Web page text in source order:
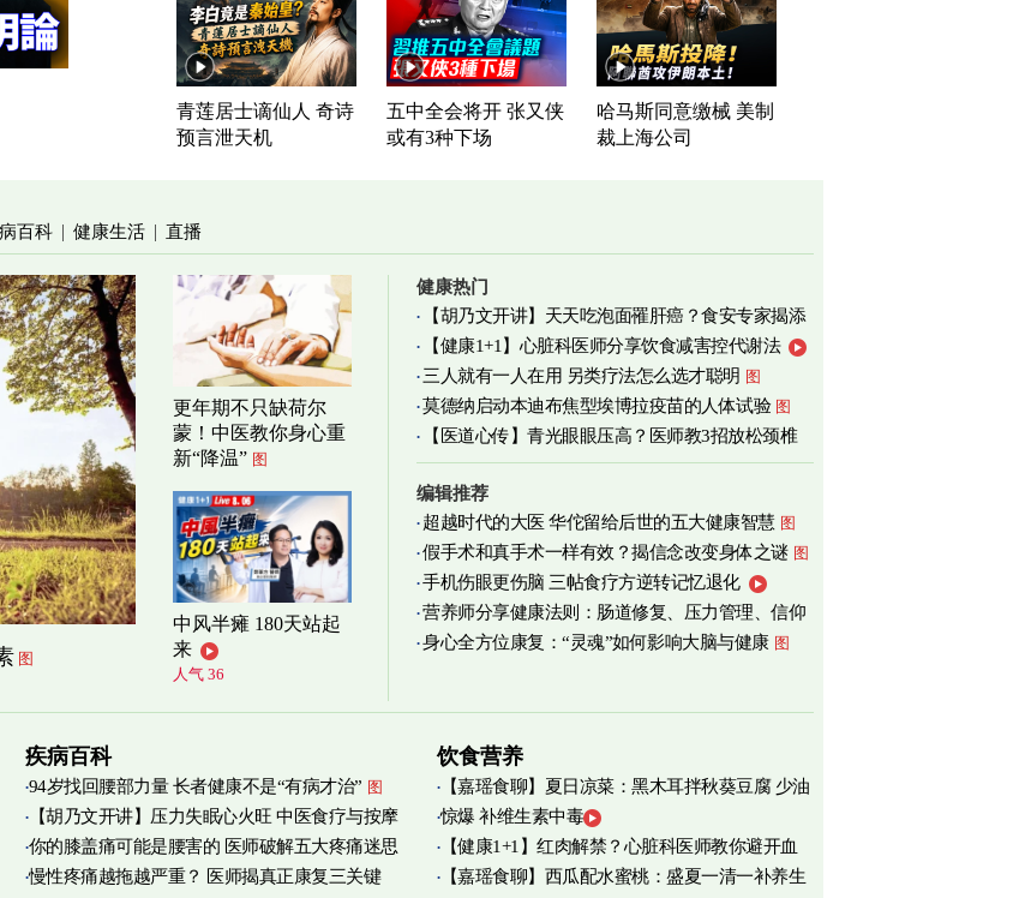
青莲居士谪仙人 奇诗
预言泄天机
五中全会将开 张又侠
或有3种下场
哈马斯同意缴械 美制
裁上海公司
百科 | 健康生活 | 直播
图
更年期不只缺荷尔
蒙！中医教你身心重
新“降温” 图
中风半瘫 180天站起
来
人气 36
健康热门
【胡乃文开讲】天天吃泡面罹肝癌？食安专家揭添
加物真相
【健康1+1】心脏科医师分享饮食减害控代谢法
三人就有一人在用 另类疗法怎么选才聪明 图
莫德纳启动本迪布焦型埃博拉疫苗的人体试验 图
【医道心传】青光眼眼压高？医师教3招放松颈椎
图
编辑推荐
超越时代的大医 华佗留给后世的五大健康智慧 图
假手术和真手术一样有效？揭信念改变身体之谜 图
手机伤眼更伤脑 三帖食疗方逆转记忆退化
营养师分享健康法则：肠道修复、压力管理、信仰
实践 图
身心全方位康复：“灵魂”如何影响大脑与健康 图
疾病百科
94岁找回腰部力量 长者健康不是“有病才治” 图
【胡乃文开讲】压力失眠心火旺 中医食疗与按摩
自救
你的膝盖痛可能是腰害的 医师破解五大疼痛迷思
图
慢性疼痛越拖越严重？ 医师揭真正康复三关键
饮食营养
【嘉瑶食聊】夏日凉菜：黑木耳拌秋葵豆腐 少油
烟清爽养心 图
惊爆 补维生素中毒
【健康1+1】红肉解禁？心脏科医师教你避开血
管伤害
【嘉瑶食聊】西瓜配水蜜桃：盛夏一清一补养生